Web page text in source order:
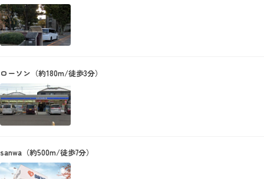
ローソン（約180m/徒歩3分）
sanwa（約500m/徒歩7分）